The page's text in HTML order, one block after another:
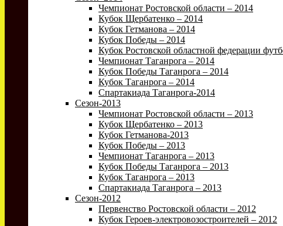
Чемпионат Ростовской области – 2014
Кубок Щербатенко – 2014
Кубок Гетманова – 2014
Кубок Победы – 2014
Кубок Ростовской областной федерации
Чемпионат Таганрога – 2014
Кубок Победы Таганрога – 2014
Кубок Таганрога – 2014
Спартакиада Таганрога-2014
Сезон-2013
Чемпионат Ростовской области – 2013
Кубок Щербатенко – 2013
Кубок Гетманова-2013
Кубок Победы – 2013
Чемпионат Таганрога – 2013
Кубок Победы Таганрога – 2013
Кубок Таганрога – 2013
Спартакиада Таганрога – 2013
Сезон-2012
Первенство Ростовской области – 2012
Кубок Героев-электровозостроителей – 2012